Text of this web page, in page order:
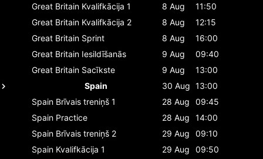
Great Britain Kvalifkācija 1 8 Aug
11:50
Great Britain Kvalifkācija 2 8 Aug
12:15
Great Britain Sprint 8 Aug
16:00
Great Britain Iesildīšanās 9 Aug
09:40
Great Britain Sacīkste 9 Aug
13:00
Spain
30 Aug 13:00
Spain Brīvais treniņš 1 28 Aug
09:45
Spain Practice 28 Aug
14:00
Spain Brīvais treniņš 2 29 Aug
09:10
Spain Kvalifkācija 1 29 Aug
09:50